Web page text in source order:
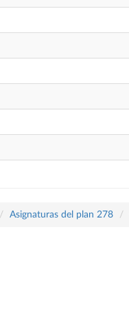
Asignaturas del plan 278